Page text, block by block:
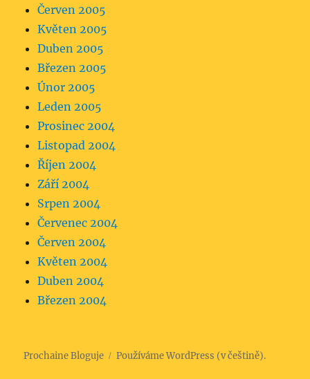
Červen 2005
Květen 2005
Duben 2005
Březen 2005
Únor 2005
Leden 2005
Prosinec 2004
Listopad 2004
Říjen 2004
Září 2004
Srpen 2004
Červenec 2004
Červen 2004
Květen 2004
Duben 2004
Březen 2004
Prochaine Bloguje Používáme WordPress (v češtině).